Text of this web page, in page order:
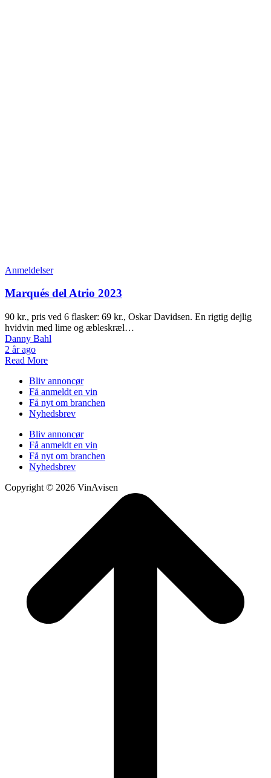
Anmeldelser
Marqués del Atrio 2023
90 kr., pris ved 6 flasker: 69 kr., Oskar Davidsen. En rigtig dejlig
hvidvin med lime og æbleskræl…
Danny Bahl
2 år ago
Read More
Bliv annoncør
Få anmeldt en vin
Få nyt om branchen
Nyhedsbrev
Bliv annoncør
Få anmeldt en vin
Få nyt om branchen
Nyhedsbrev
Copyright © 2026 VinAvisen